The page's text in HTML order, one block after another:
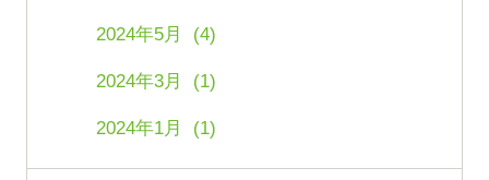
2024年5月 (4)
2024年3月 (1)
2024年1月 (1)